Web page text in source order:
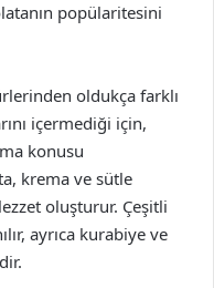
popülaritesini
oldukça farklı
içermediği için,
konusu
krema ve sütle
oluşturur. Çeşitli
ayrıca kurabiye ve